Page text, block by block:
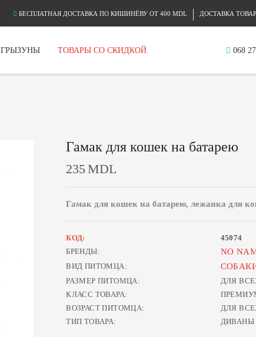
БЕСПЛАТНАЯ ДОСТАВКА ПО КИШИНЁВУ ОТ 400 MDL ДОСТАВКА
ГРЫЗУНЫ ТОВАРЫ СО СКИДКОЙ 068
Гамак для кошек на батарею
235 MDL
Гамак для кошек на батарею, лежанка для
КОД:
45074
БРЕНДЫ:
NO
ВИД ПИТОМЦА:
РАЗМЕР ПИТОМЦА:
ДЛЯ
КЛАСС ТОВАРА:
ВОЗРАСТ ПИТОМЦА:
ДЛЯ
ТИП ТОВАРА:
ДИВАНЫ